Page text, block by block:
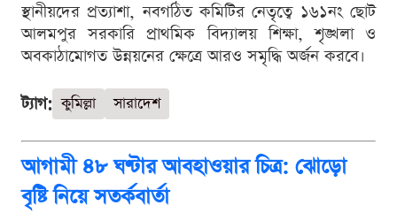
স্থানীয়দের প্রত্যাশা, নবগঠিত কমিটির নেতৃত্বে ১৬১নং ছোট
আলমপুর সরকারি প্রাথমিক বিদ্যালয় শিক্ষা, শৃঙ্খলা ও
অবকাঠামোগত উন্নয়নের ক্ষেত্রে আরও সমৃদ্ধি অর্জন করবে।
ট্যাগ: কুমিল্লা সারাদেশ
আগামী ৪৮ ঘণ্টার আবহাওয়ার চিত্র: ঝোড়ো
বৃষ্টি নিয়ে সতর্কবার্তা